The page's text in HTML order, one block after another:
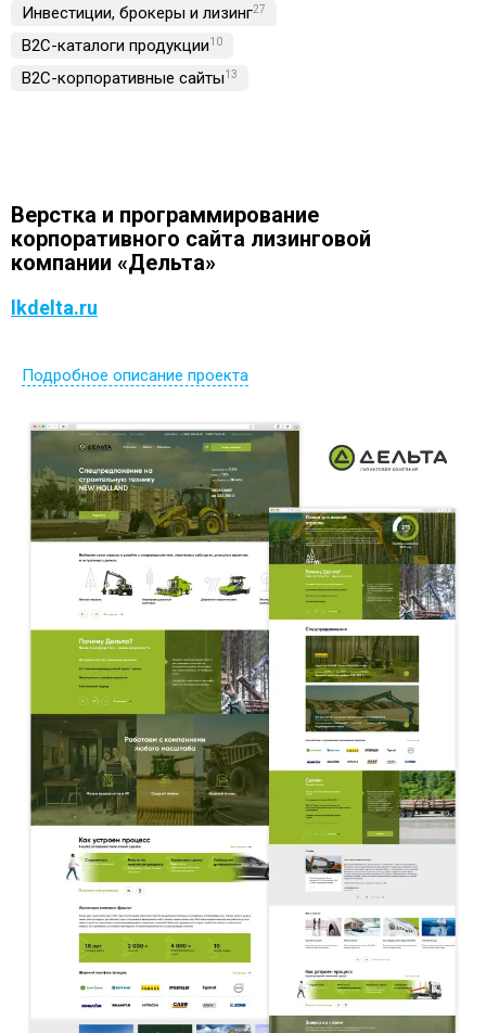
Инвестиции, брокеры и лизинг27
B2C-каталоги продукции10
B2C-корпоративные сайты13
Верстка и программирование
корпоративного сайта лизинговой
компании «Дельта»
lkdelta.ru
Подробное описание проекта